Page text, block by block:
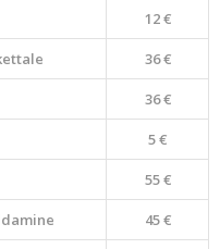
12 €
36 €
36 €
5 €
55 €
45 €